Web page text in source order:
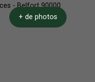
+ de photos